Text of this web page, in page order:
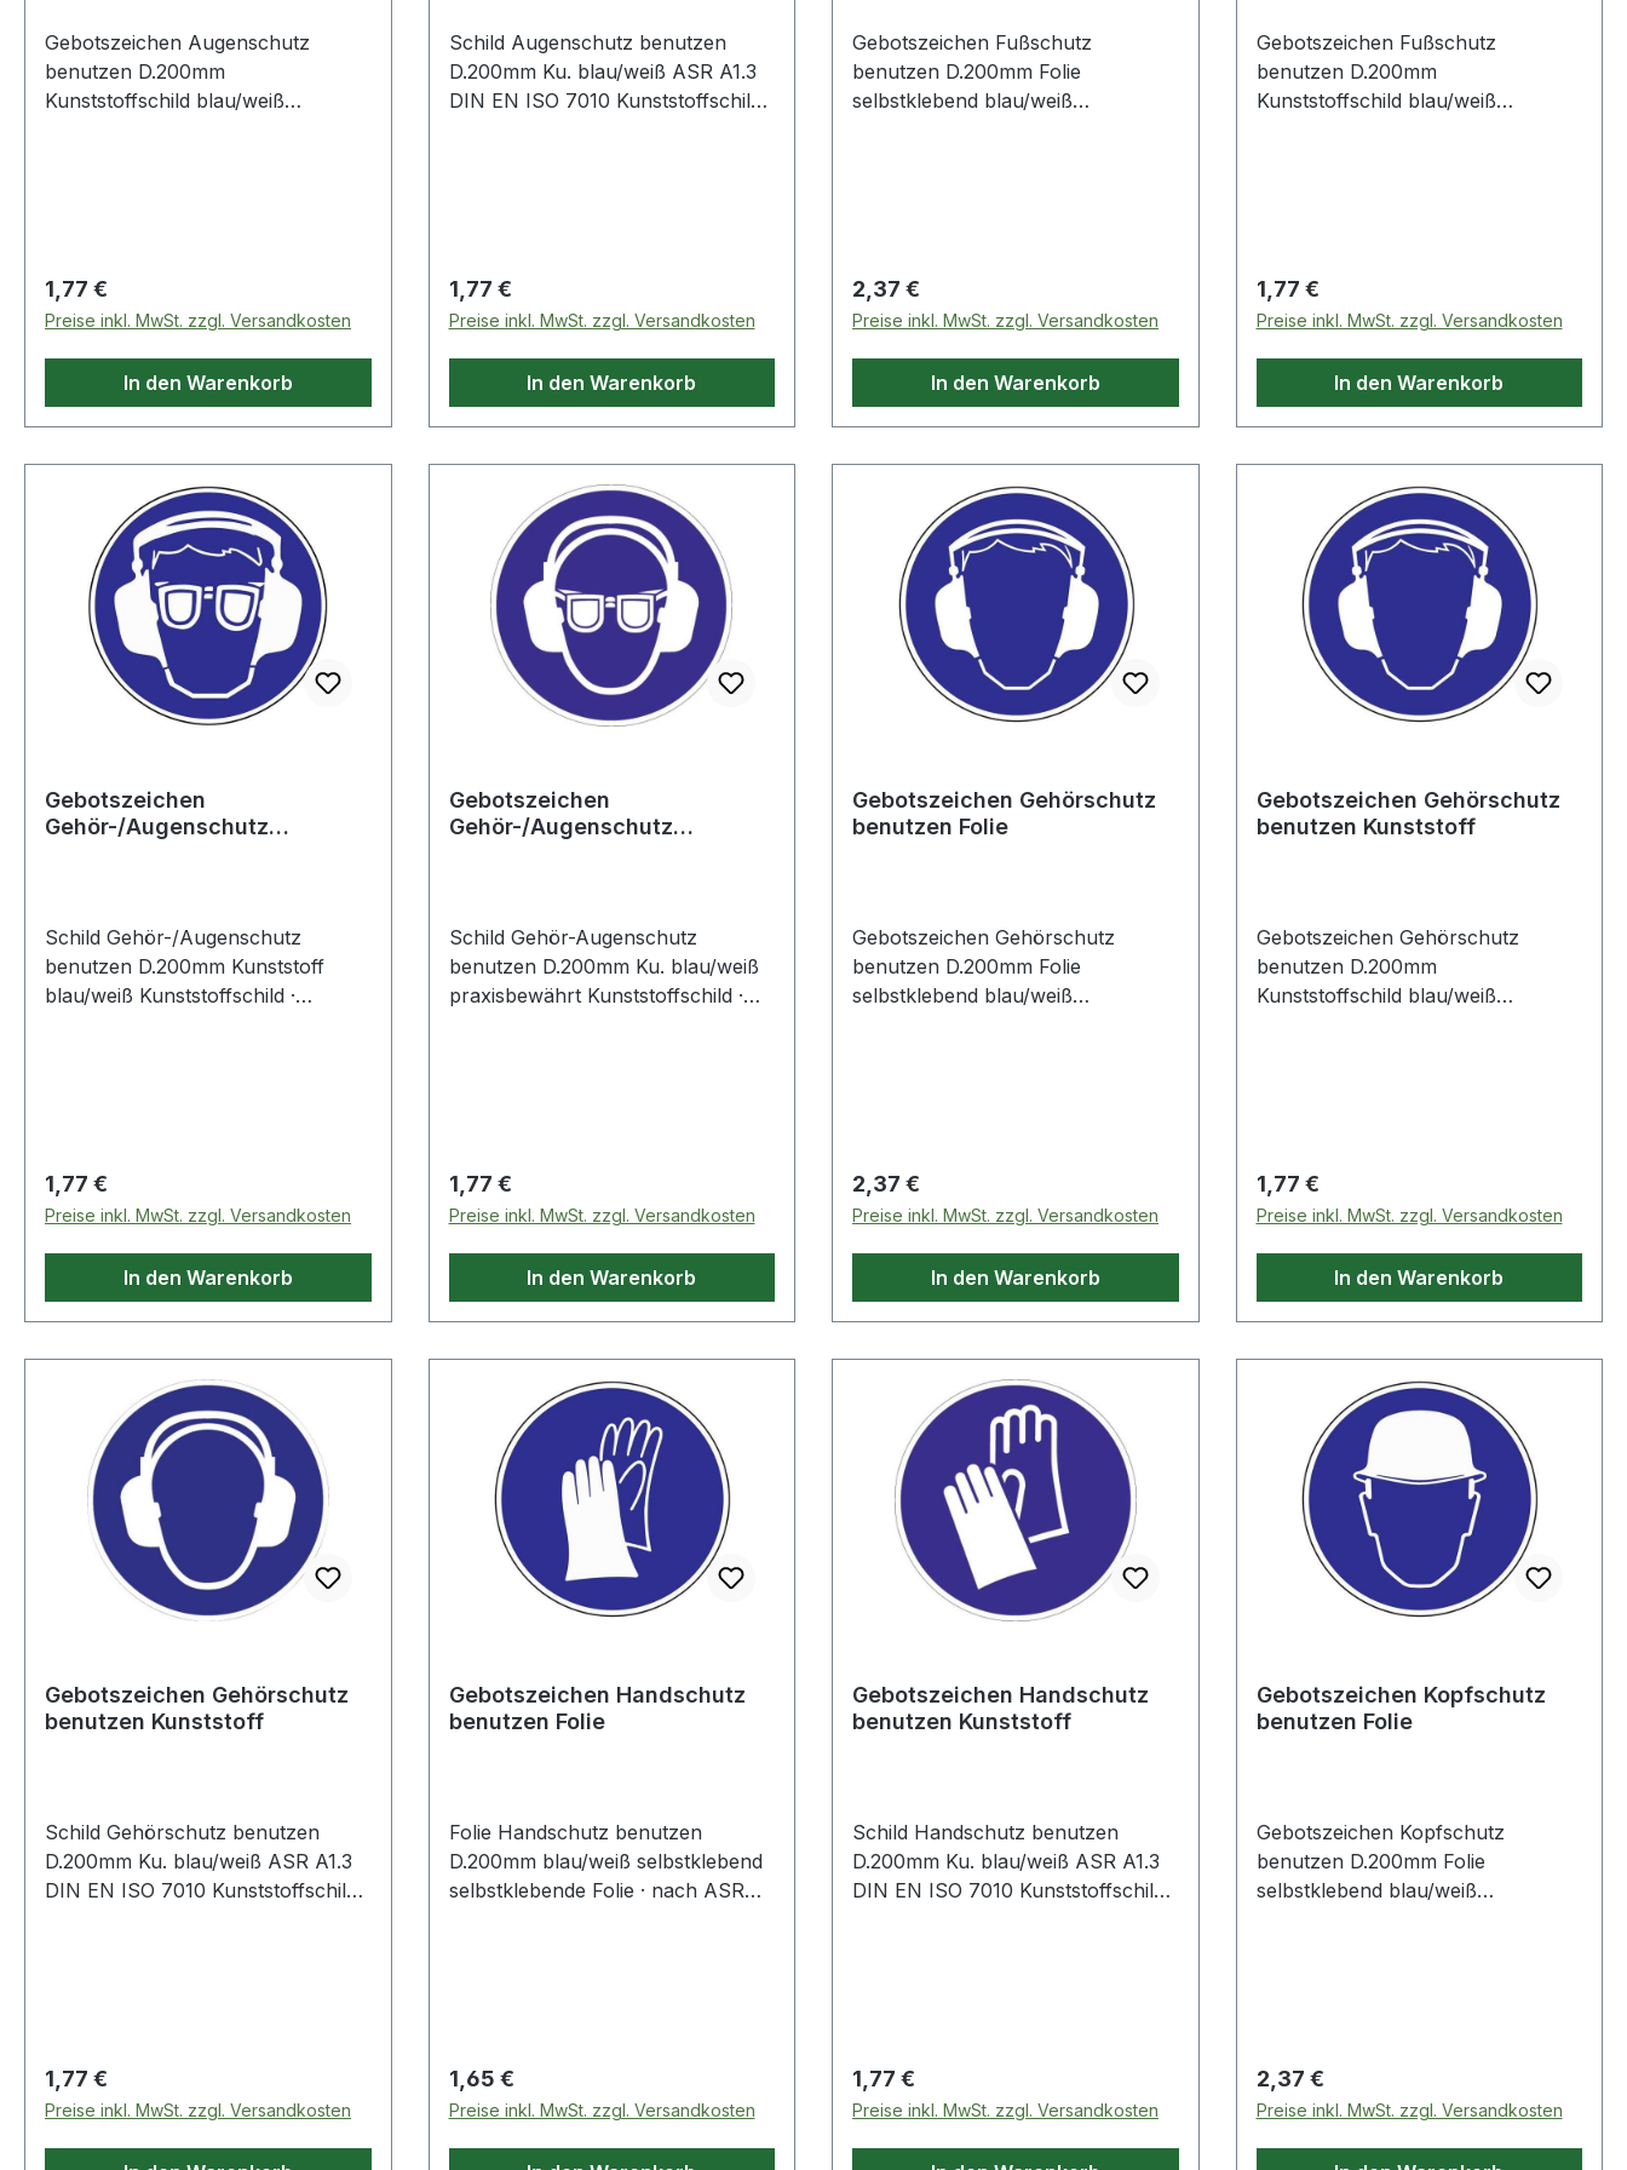
Gebotszeichen Augenschutz
benutzen D.200mm
Kunststoffschild blau/weiß
Regulärer Preis:
1,77 €
Preise inkl. MwSt. zzgl. Versandkosten
In den Warenkorb
Schild Augenschutz benutzen
D.200mm Ku. blau/weiß ASR A1.3
DIN EN ISO 7010 Kunststoffschild ·
Regulärer Preis:
1,77 €
Preise inkl. MwSt. zzgl. Versandkosten
In den Warenkorb
Gebotszeichen Fußschutz
benutzen D.200mm Folie
selbstklebend blau/weiß
Regulärer Preis:
2,37 €
Preise inkl. MwSt. zzgl. Versandkosten
In den Warenkorb
Gebotszeichen Fußschutz
benutzen D.200mm
Kunststoffschild blau/weiß
Regulärer Preis:
1,77 €
Preise inkl. MwSt. zzgl. Versandkosten
In den Warenkorb
Gebotszeichen
Gehör-/Augenschutz
Schild Gehör-/Augenschutz
benutzen D.200mm Kunststoff
blau/weiß Kunststoffschild ·
Regulärer Preis:
1,77 €
Preise inkl. MwSt. zzgl. Versandkosten
In den Warenkorb
Gebotszeichen
Gehör-/Augenschutz
Schild Gehör-Augenschutz
benutzen D.200mm Ku. blau/weiß
praxisbewährt Kunststoffschild ·
Regulärer Preis:
1,77 €
Preise inkl. MwSt. zzgl. Versandkosten
In den Warenkorb
Gebotszeichen Gehörschutz
benutzen Folie
Gebotszeichen Gehörschutz
benutzen D.200mm Folie
selbstklebend blau/weiß
Regulärer Preis:
2,37 €
Preise inkl. MwSt. zzgl. Versandkosten
In den Warenkorb
Gebotszeichen Gehörschutz
benutzen Kunststoff
Gebotszeichen Gehörschutz
benutzen D.200mm
Kunststoffschild blau/weiß
Regulärer Preis:
1,77 €
Preise inkl. MwSt. zzgl. Versandkosten
In den Warenkorb
Gebotszeichen Gehörschutz
benutzen Kunststoff
Schild Gehörschutz benutzen
D.200mm Ku. blau/weiß ASR A1.3
DIN EN ISO 7010 Kunststoffschild ·
Regulärer Preis:
1,77 €
Preise inkl. MwSt. zzgl. Versandkosten
Gebotszeichen Handschutz
benutzen Folie
Folie Handschutz benutzen
D.200mm blau/weiß selbstklebend
selbstklebende Folie · nach ASR
Regulärer Preis:
1,65 €
Preise inkl. MwSt. zzgl. Versandkosten
Gebotszeichen Handschutz
benutzen Kunststoff
Schild Handschutz benutzen
D.200mm Ku. blau/weiß ASR A1.3
DIN EN ISO 7010 Kunststoffschild ·
Regulärer Preis:
1,77 €
Preise inkl. MwSt. zzgl. Versandkosten
Gebotszeichen Kopfschutz
benutzen Folie
Gebotszeichen Kopfschutz
benutzen D.200mm Folie
selbstklebend blau/weiß
Regulärer Preis:
2,37 €
Preise inkl. MwSt. zzgl. Versandkosten